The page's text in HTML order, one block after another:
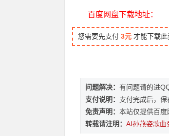
百度网盘下载地址：
您需要先支付 3元 才能下载此
问题解决：有问题请的进
支付说明： 支付完成后，保
免责声明：本站仅提供百度
转载请注明：AI孙燕姿歌曲